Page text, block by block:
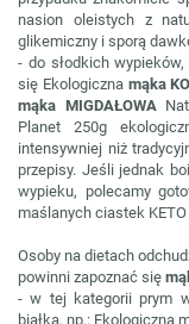
nasion oleistych z
glikemiczny i sporą
- do słodkich
się Ekologicznamąka
mąka MIGDAŁOWA
Planet 250g
intensywniej niż
przepisy. Jeśli jednak
wypieku, polecamy
maślanych ciastek
Osoby na dietach
powinni zapoznać się
- w tej kategorii prym
białka, np.: Ekologiczna